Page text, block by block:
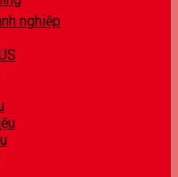
nghiệp